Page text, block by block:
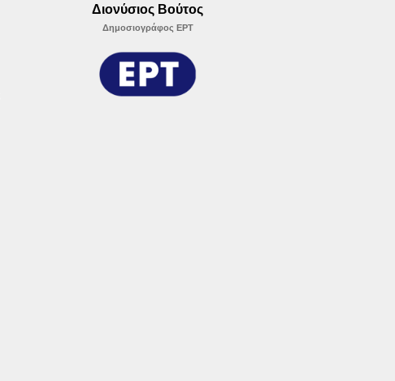
Διονύσιος Βούτος
Δημοσιογράφος ΕΡΤ